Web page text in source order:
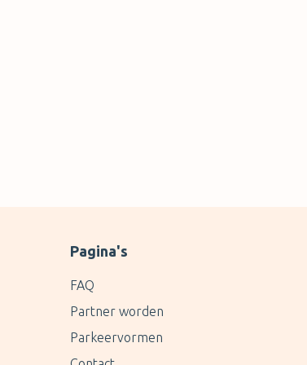
Pagina's
FAQ
Partner worden
Parkeervormen